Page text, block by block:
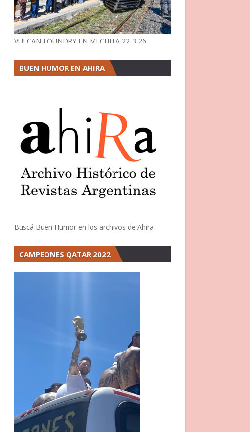
VULCAN FOUNDRY EN MECHITA 22-3-26
BUEN HUMOR EN AHIRA
Buscá Buen Humor en los archivos de Ahira
CAMPEONES QATAR 2022